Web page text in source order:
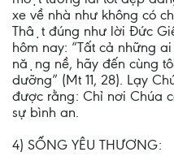
xe về nhà như không có
Thật đúng như lời Đức
hôm nay: “Tất cả những
nặng nề, hãy đến cùng
dưỡng” (Mt 11, 28). Lạy
được rằng: Chỉ nơi Chúa
sự bình an.
4) SỐNG YÊU THƯƠNG: